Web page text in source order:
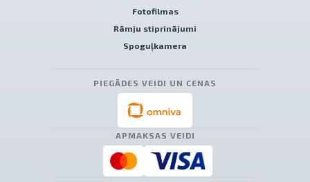
Fotofilmas
Rāmju stiprinājumi
Spoguļkamera
PIEGĀDES VEIDI UN CENAS
APMAKSAS VEIDI